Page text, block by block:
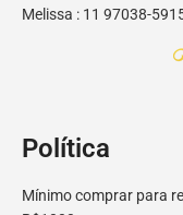
Melissa : 11 97038-
Política
Mínimo comprar para